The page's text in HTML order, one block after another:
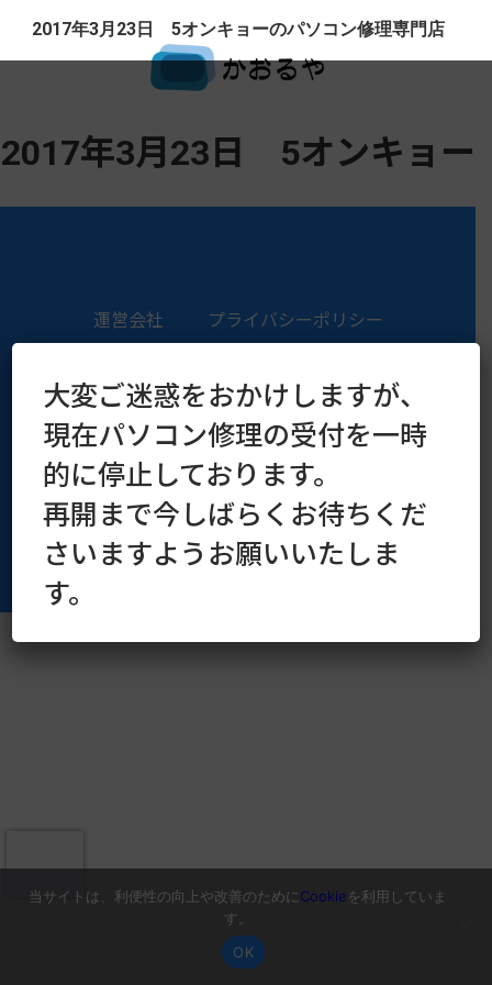
2017年3月23日 5オンキョーのパソコン修理専門店
2017年3月23日 5オンキョー
運営会社 プライバシーポリシー
Copyright © 2016–2026 kaoruya.org All Rights Reserved.
大変ご迷惑をおかけしますが、
現在パソコン修理の受付を一時
的に停止しております。
再開まで今しばらくお待ちくだ
さいますようお願いいたしま
す。
当サイトは、利便性の向上や改善のためにCookieを利用していま
す。
OK